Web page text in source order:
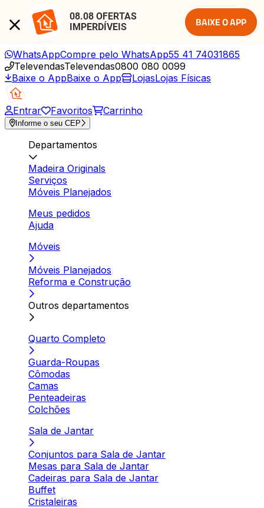
08.08 OFERTAS
IMPERDÍVEIS
BAIXE O APP
WhatsAppCompre pelo WhatsApp55 41 74031865
TelevendasTelevendas0800 080 0099
Baixe o AppBaixe o App LojasLojas Físicas
Entrar Favoritos Carrinho
Informe o seu CEP
Departamentos
Madeira Originals
Serviços
Móveis Planejados
Meus pedidos
Ajuda
Móveis
Móveis Planejados
Reforma e Construção
Outros departamentos
Quarto Completo
Guarda-Roupas
Cômodas
Camas
Penteadeiras
Colchões
Sala de Jantar
Conjuntos para Sala de Jantar
Mesas para Sala de Jantar
Cadeiras para Sala de Jantar
Buffet
Cristaleiras